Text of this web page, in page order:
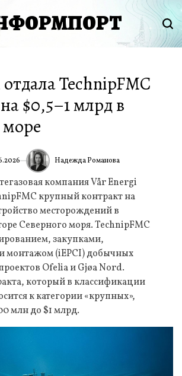
TechnipFMC
$0,5–1 млрд в
ИА Надежда Романова
компания Vår Energi
крупный контракт на
месторождений в
Северного моря. TechnipFMC
закупками,
монтажом (iEPCI) добычных
Ofelia и Gjøa Nord.
который в классификации
к категории «крупных»,
млн до $1 млрд.